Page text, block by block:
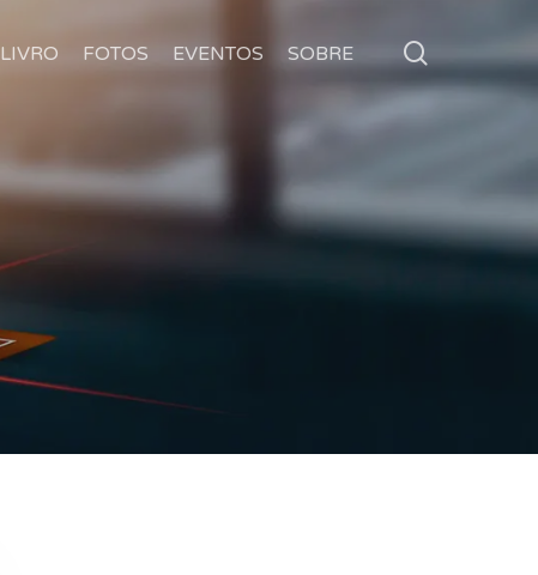
LIVRO FOTOS EVENTOS SOBRE